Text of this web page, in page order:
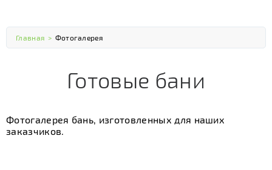
Главная > Фотогалерея
Готовые бани
Фотогалерея бань, изготовленных для наших
заказчиков.